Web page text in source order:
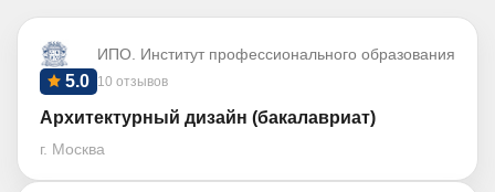
ИПО. Институт профессионального образования
10 отзывов
5.0
Архитектурный дизайн (бакалавриат)
г. Москва